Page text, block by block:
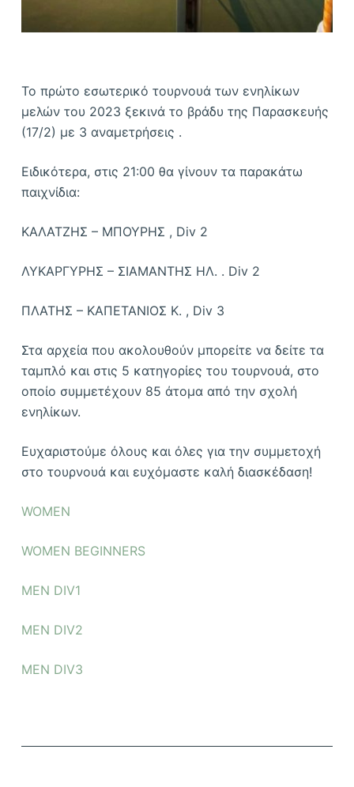
Το πρώτο εσωτερικό τουρνουά των ενηλίκων
μελών του 2023 ξεκινά το βράδυ της Παρασκευής
(17/2) με 3 αναμετρήσεις .
Ειδικότερα, στις 21:00 θα γίνουν τα παρακάτω
παιχνίδια:
ΚΑΛΑΤΖΗΣ – ΜΠΟΥΡΗΣ , Div 2
ΛΥΚΑΡΓΥΡΗΣ – ΣΙΑΜΑΝΤΗΣ ΗΛ. . Div 2
ΠΛΑΤΗΣ – ΚΑΠΕΤΑΝΙΟΣ Κ. , Div 3
Στα αρχεία που ακολουθούν μπορείτε να δείτε τα
ταμπλό και στις 5 κατηγορίες του τουρνουά, στο
οποίο συμμετέχουν 85 άτομα από την σχολή
ενηλίκων.
Ευχαριστούμε όλους και όλες για την συμμετοχή
στο τουρνουά και ευχόμαστε καλή διασκέδαση!
WOMEN
WOMEN BEGINNERS
MEN DIV1
MEN DIV2
MEN DIV3